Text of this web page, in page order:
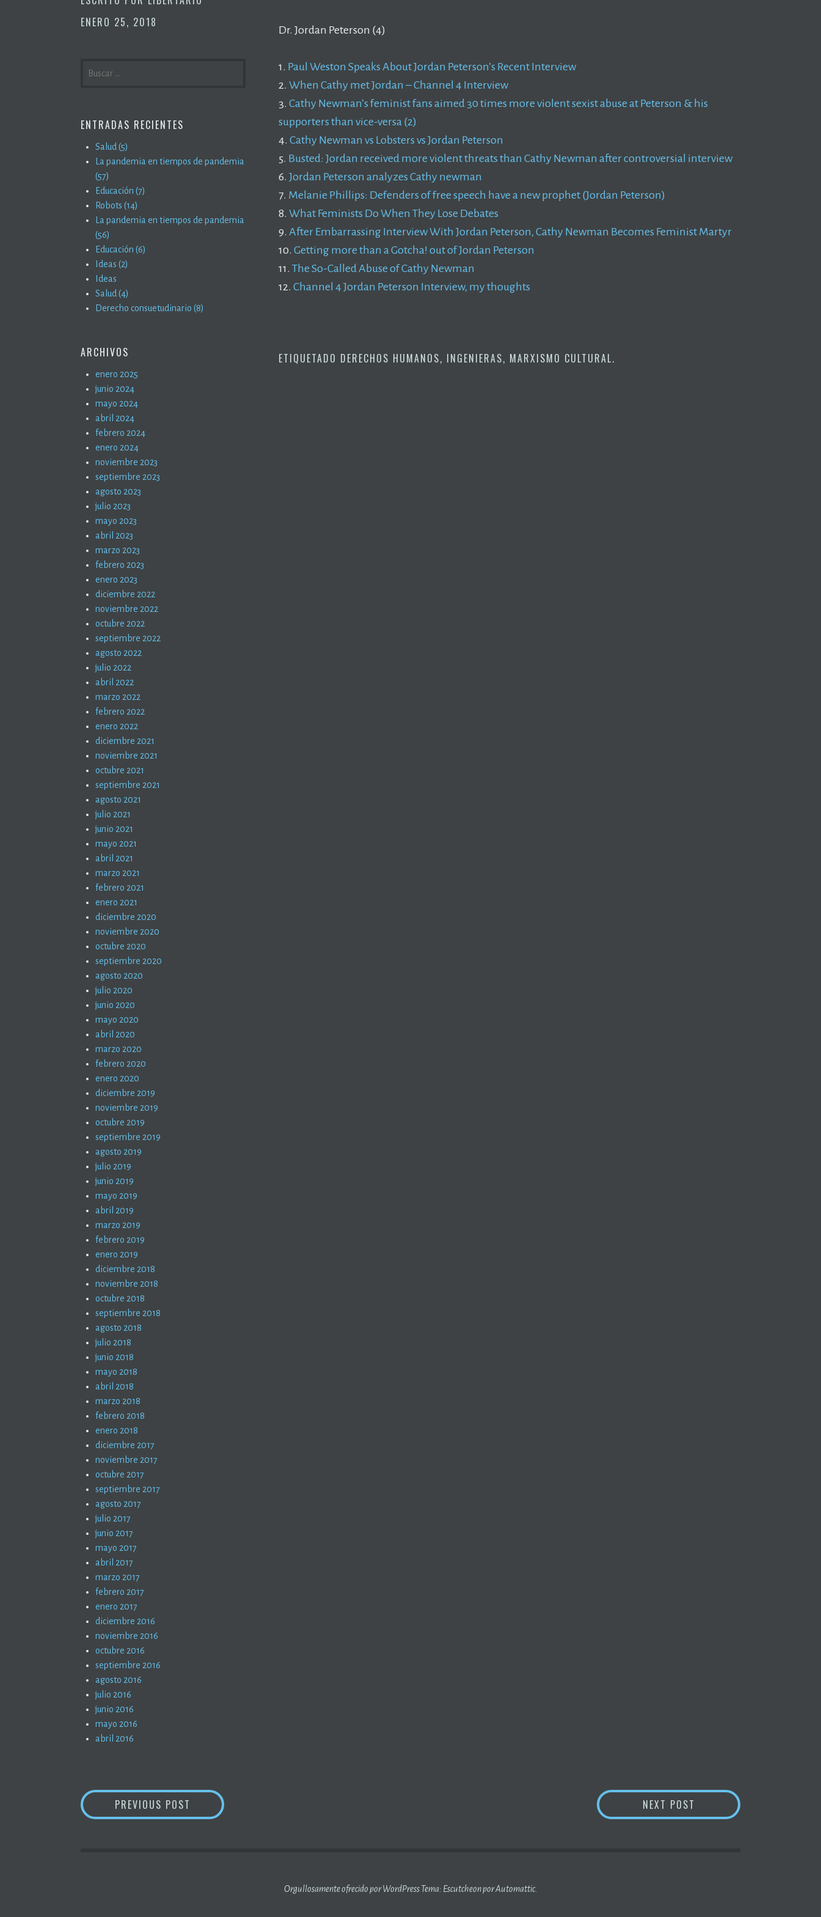
ENERO 25, 2018
Dr. Jordan Peterson (4)
1. Paul Weston Speaks About Jordan Peterson’s Recent Interview
2. When Cathy met Jordan – Channel 4 Interview
3. Cathy Newman’s feminist fans aimed 30 times more violent sexist abuse at Peterson & his
supporters than vice-versa (2)
4. Cathy Newman vs Lobsters vs Jordan Peterson
5. Busted: Jordan received more violent threats than Cathy Newman after controversial interview
6. Jordan Peterson analyzes Cathy newman
7. Melanie Phillips: Defenders of free speech have a new prophet (Jordan Peterson)
8. What Feminists Do When They Lose Debates
9. After Embarrassing Interview With Jordan Peterson, Cathy Newman Becomes Feminist Martyr
10. Getting more than a Gotcha! out of Jordan Peterson
11. The So-Called Abuse of Cathy Newman
12. Channel 4 Jordan Peterson Interview, my thoughts
ETIQUETADO DERECHOS HUMANOS, INGENIERAS, MARXISMO CULTURAL.
ENTRADAS RECIENTES
Salud (5)
La pandemia en tiempos de pandemia
(57)
Educación (7)
Robots (14)
La pandemia en tiempos de pandemia
(56)
Educación (6)
Ideas (2)
Ideas
Salud (4)
Derecho consuetudinario (8)
ARCHIVOS
enero 2025
junio 2024
mayo 2024
abril 2024
febrero 2024
enero 2024
noviembre 2023
septiembre 2023
agosto 2023
julio 2023
mayo 2023
abril 2023
marzo 2023
febrero 2023
enero 2023
diciembre 2022
noviembre 2022
octubre 2022
septiembre 2022
agosto 2022
julio 2022
abril 2022
marzo 2022
febrero 2022
enero 2022
diciembre 2021
noviembre 2021
octubre 2021
septiembre 2021
agosto 2021
julio 2021
junio 2021
mayo 2021
abril 2021
marzo 2021
febrero 2021
enero 2021
diciembre 2020
noviembre 2020
octubre 2020
septiembre 2020
agosto 2020
julio 2020
junio 2020
mayo 2020
abril 2020
marzo 2020
febrero 2020
enero 2020
diciembre 2019
noviembre 2019
octubre 2019
septiembre 2019
agosto 2019
julio 2019
junio 2019
mayo 2019
abril 2019
marzo 2019
febrero 2019
enero 2019
diciembre 2018
noviembre 2018
octubre 2018
septiembre 2018
agosto 2018
julio 2018
junio 2018
mayo 2018
abril 2018
marzo 2018
febrero 2018
enero 2018
diciembre 2017
noviembre 2017
octubre 2017
septiembre 2017
agosto 2017
julio 2017
junio 2017
mayo 2017
abril 2017
marzo 2017
febrero 2017
enero 2017
diciembre 2016
noviembre 2016
octubre 2016
septiembre 2016
agosto 2016
julio 2016
junio 2016
mayo 2016
abril 2016
NAVEGACIÓN
PREVIOUS POST #METOO (2) NEXT POST EL APARATO DE
Orgullosamente ofrecido por WordPress Tema: Escutcheon porAutomattic.